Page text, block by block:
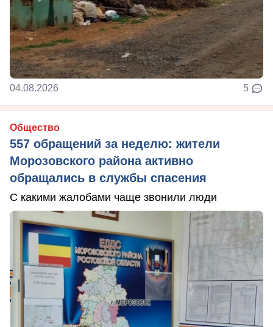
04.08.2026 5
Общество
557 обращений за неделю: жители
Морозовского района активно
обращались в службы спасения
С какими жалобами чаще звонили люди